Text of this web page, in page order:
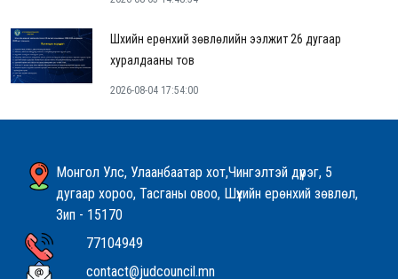
Шүүхийн ерөнхий зөвлөлийн ээлжит 26 дугаар
хуралдааны тов
2026-08-04 17:54:00
Монгол Улс, Улаанбаатар хот,Чингэлтэй дүүрэг, 5
дугаар хороо, Тасганы овоо, Шүүхийн ерөнхий зөвлөл,
Зип - 15170
77104949
contact@judcouncil.mn